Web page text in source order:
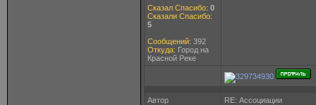
Сказал Спасибо: 0
Сказали Спасибо:
5
Сообщений: 392
Откуда: Город на
Красной Реке
Автор
RE: Ассоциации